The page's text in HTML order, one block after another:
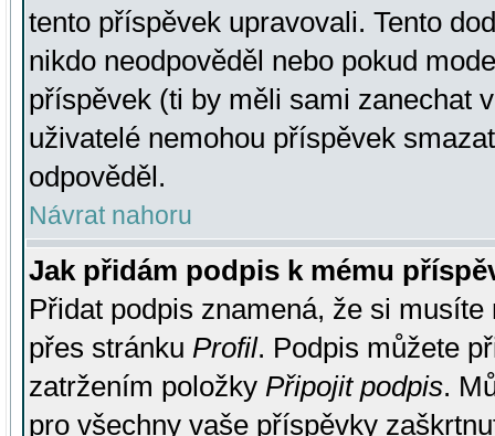
tento příspěvek upravovali. Tento
nikdo neodpověděl nebo pokud
příspěvek (ti by měli sami zanechat
uživatelé nemohou příspěvek
odpověděl.
Návrat nahoru
Jak přidám podpis k mému
Přidat podpis znamená, že si
přes stránku Profil. Podpis můžete
zatržením položky Připojit podpis.
pro všechny vaše příspěvky